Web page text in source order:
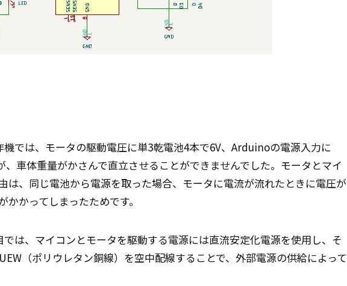
では、モータの駆動電圧に単3乾電池4本で6V、Arduinoの電源入力に
、車体重量がかさんで直立させることができませんでした。モータとマイ
は、同じ電池から電源を取った場合、モータに電流が流れたときに電圧が
かってしまったためです。
は、マイコンとモータを駆動する電源には直流安定化電源を使用し、そ
（ポリウレタン銅線）を空中配線することで、外部電源の供給によって